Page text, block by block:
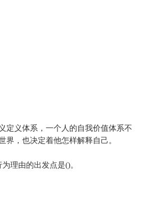
定义体系，一个人的自我价值体系不
界，也决定着他怎样解释自己。
理由的出发点是()。